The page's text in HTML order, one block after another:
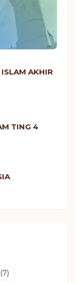
AKHIR
TING 4
(7)